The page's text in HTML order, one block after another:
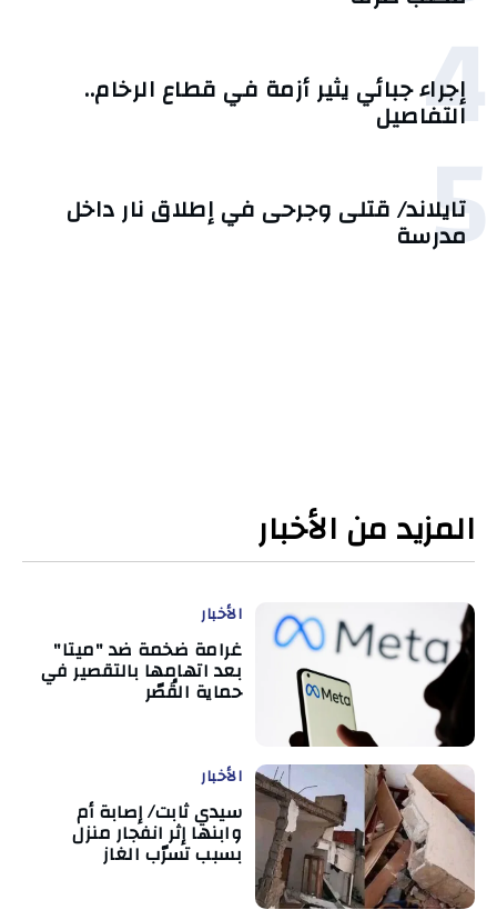
4
إجراء جبائي يثير أزمة في قطاع الرخام..
التفاصيل
5
تايلاند/ قتلى وجرحى في إطلاق نار داخل
مدرسة
المزيد من الأخبار
الأخبار
غرامة ضخمة ضد "ميتا"
بعد اتهامها بالتقصير في
حماية القُصّر
الأخبار
سيدي ثابت/ إصابة أم
وابنها إثر انفجار منزل
بسبب تسرّب الغاز